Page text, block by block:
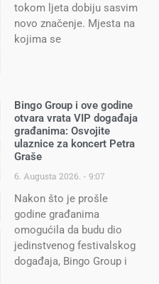
tokom ljeta dobiju sasvim
novo značenje. Mjesta na
kojima se
Bingo Group i ove godine
otvara vrata VIP događaja
građanima: Osvojite
ulaznice za koncert Petra
Graše
6. Augusta 2026. 9:07
Nakon što je prošle
godine građanima
omogućila da budu dio
jedinstvenog festivalskog
događaja, Bingo Group i